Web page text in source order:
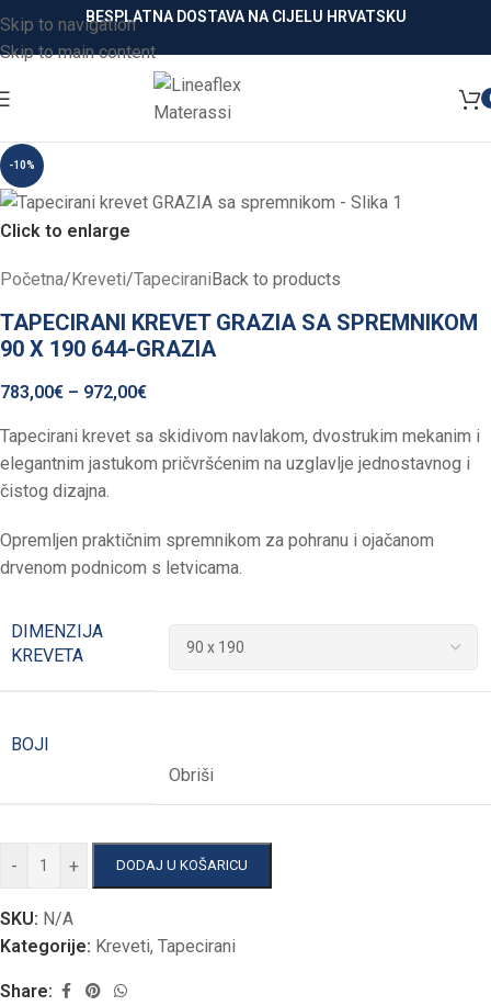
Skip to navigation
Skip to main content
BESPLATNA DOSTAVA NA CIJELU HRVATSKU
-10%
Click to enlarge
Početna/ Kreveti/Tapecirani Back to products
TAPECIRANI KREVET GRAZIA SA SPREMNIKOM
90 X 190 644-GRAZIA
783,00€ – 972,00€
Tapecirani krevet sa skidivom navlakom, dvostrukim mekanim i
elegantnim jastukom pričvršćenim na uzglavlje jednostavnog i
čistog dizajna.
Opremljen praktičnim spremnikom za pohranu i ojačanom
drvenom podnicom s letvicama.
DIMENZIJA
KREVETA
BOJI
Obriši
- + DODAJ U KOŠARICU
SKU: N/A
Kategorije: Kreveti, Tapecirani
Share: